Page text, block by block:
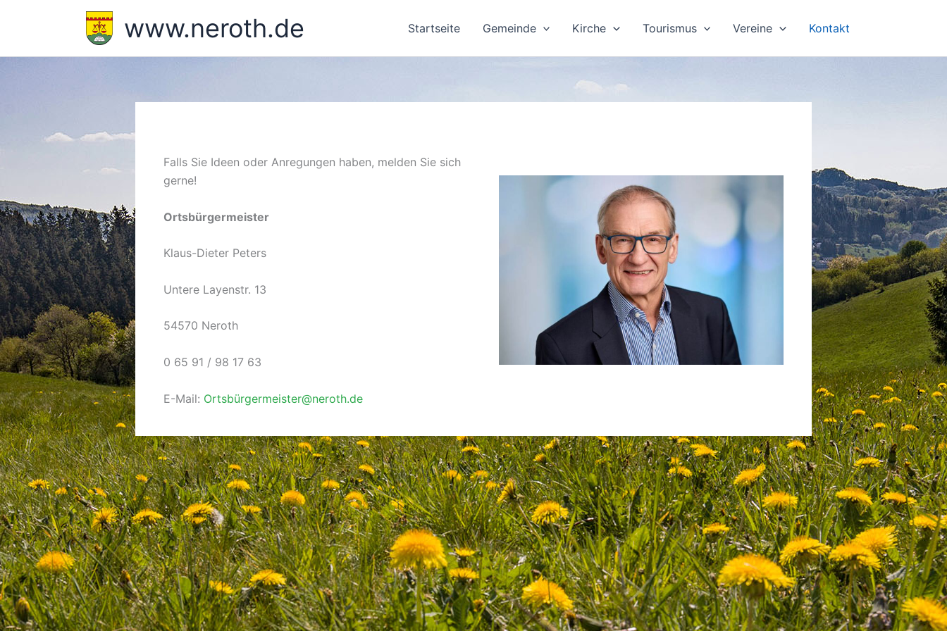
www.neroth.de Startseite Gemeinde Kirche Tourismus Vereine Kontakt
Falls Sie Ideen oder Anregungen haben, melden Sie sich
gerne!
Ortsbürgermeister
Klaus-Dieter Peters
Untere Layenstr. 13
54570 Neroth
0 65 91 / 98 17 63
E-Mail: Ortsbürgermeister@neroth.de